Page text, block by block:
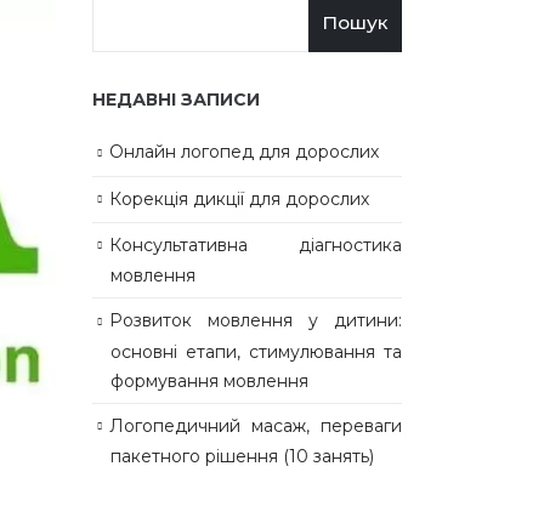
Пошук
НЕДАВНІ ЗАПИСИ
Онлайн логопед для дорослих
Корекція дикції для дорослих
Консультативна діагностика
мовлення
Розвиток мовлення у дитини:
основні етапи, стимулювання та
формування мовлення
Логопедичний масаж, переваги
пакетного рішення (10 занять)